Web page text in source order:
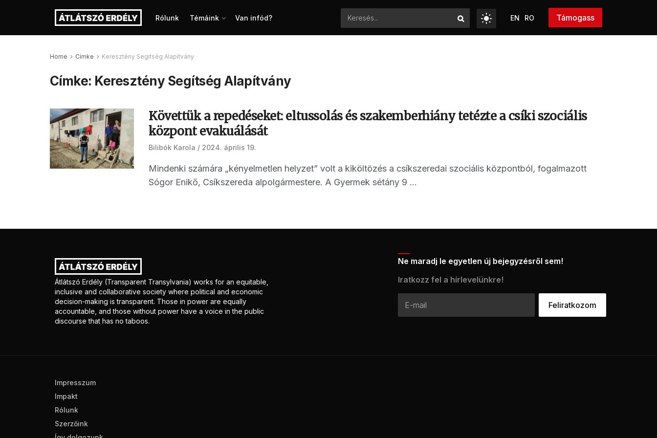
Rólunk Témáink Van infód? EN RO Támogass
Home Címke Keresztény Segítség Alapítvány
Címke: Keresztény Segítség Alapítvány
Követtük a repedéseket: eltussolás és szakemberhiány tetézte a csíki szociális
központ evakuálását
Bilibók Karola 2024. április 19.
Mindenki számára „kényelmetlen helyzet” volt a kiköltözés a csíkszeredai szociális központból, fogalmazott
Sógor Enikő, Csíkszereda alpolgármestere. A Gyermek sétány 9 ...
Átlátszó Erdély (Transparent Transylvania) works for an equitable,
inclusive and collaborative society where political and economic
decision-making is transparent. Those in power are equally
accountable, and those without power have a voice in the public
discourse that has no taboos.
Ne maradj le egyetlen új bejegyzésről sem!
Iratkozz fel a hírlevelünkre!
Impresszum
Impakt
Rólunk
Szerzőink